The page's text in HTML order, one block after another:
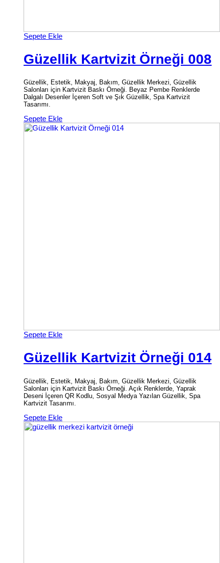
Sepete Ekle
Güzellik Kartvizit Örneği 008
Güzellik, Estetik, Makyaj, Bakım, Güzellik Merkezi, Güzellik
Salonları için Kartvizit Baskı Örneği. Beyaz Pembe Renklerde
Dalgalı Desenler İçeren Soft ve Şık Güzellik, Spa Kartvizit
Tasarımı.
Sepete Ekle
Sepete Ekle
Güzellik Kartvizit Örneği 014
Güzellik, Estetik, Makyaj, Bakım, Güzellik Merkezi, Güzellik
Salonları için Kartvizit Baskı Örneği. Açık Renklerde, Yaprak
Deseni İçeren QR Kodlu, Sosyal Medya Yazılan Güzellik, Spa
Kartvizit Tasarımı.
Sepete Ekle